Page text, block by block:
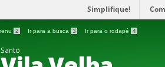
Simplifique!
2 Ir para a busca 3 Ir para o rodapé 4